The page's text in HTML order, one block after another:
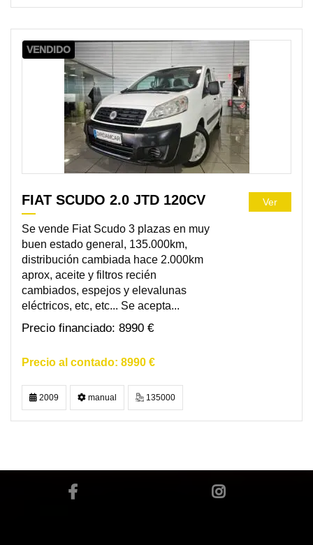
VENDIDO
FIAT SCUDO 2.0 JTD 120CV
Se vende Fiat Scudo 3 plazas en muy
buen estado general, 135.000km,
distribución cambiada hace 2.000km
aprox, aceite y filtros recién
cambiados, espejos y elevalunas
eléctricos, etc, etc... Se acepta...
8990 €
8990 €
Ver
2009 manual 135000